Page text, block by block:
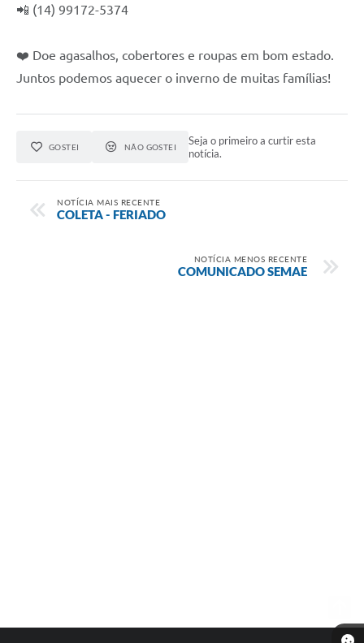
📲 (14) 99172-5374
❤️ Doe agasalhos, cobertores e roupas em bom estado.
Juntos podemos aquecer o inverno de muitas famílias!
GOSTEI NÃO GOSTEI
Seja o primeiro a curtir esta
notícia.
NOTÍCIA MAIS RECENTE
COLETA - FERIADO
NOTÍCIA MENOS RECENTE
COMUNICADO SEMAE